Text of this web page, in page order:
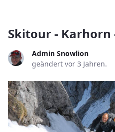
Skitour - Karhorn
Admin Snowlion
geändert vor 3 Jahren.